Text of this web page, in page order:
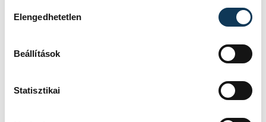
Elengedhetetlen
Beállítások
Statisztikai
alkalmán.
KULTÚRA